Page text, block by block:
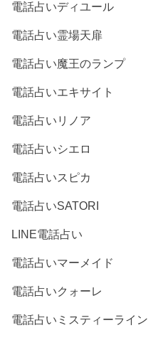
電話占いディユール
電話占い霊場天扉
電話占い魔王のランプ
電話占いエキサイト
電話占いリノア
電話占いシエロ
電話占いスピカ
電話占いSATORI
LINE電話占い
電話占いマーメイド
電話占いクォーレ
電話占いミスティーライン